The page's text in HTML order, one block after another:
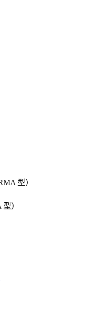
型）
）